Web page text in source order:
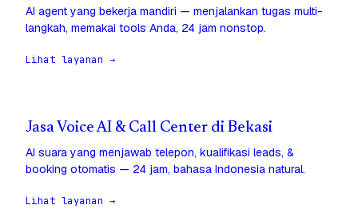
AI agent yang bekerja mandiri — menjalankan tugas multi-
langkah, memakai tools Anda, 24 jam nonstop.
Lihat layanan →
Jasa Voice AI & Call Center di Bekasi
AI suara yang menjawab telepon, kualifikasi leads, &
booking otomatis — 24 jam, bahasa Indonesia natural.
Lihat layanan →